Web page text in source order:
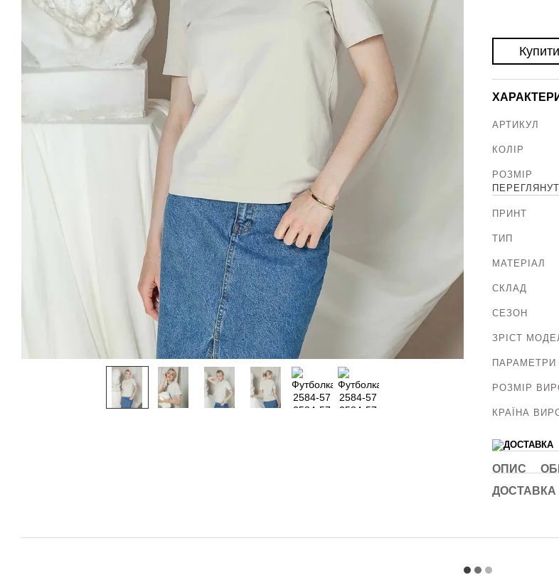
Купити
АРТИКУЛ
КОЛІР
РОЗМІР
ПРИНТ
ТИП
МАТЕРІАЛ
СКЛАД
СЕЗОН
ЗРІСТ
ПАРАМЕТРИ
РОЗМІР
КРАЇНА
ОПИС
ДОСТАВКА